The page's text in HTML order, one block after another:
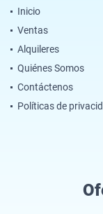
Inicio
Ventas
Alquileres
Quiénes Somos
Contáctenos
Políticas de